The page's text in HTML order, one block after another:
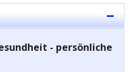
- persönliche